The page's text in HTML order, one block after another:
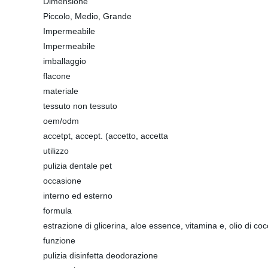
Piccolo, Medio, Grande
Impermeabile
Impermeabile
imballaggio
flacone
materiale
tessuto non tessuto
oem/odm
accetpt, accept. (accetto, accetta
utilizzo
pulizia dentale pet
occasione
interno ed esterno
formula
estrazione di glicerina, aloe essence, vitamina e, olio di
funzione
pulizia disinfetta deodorazione